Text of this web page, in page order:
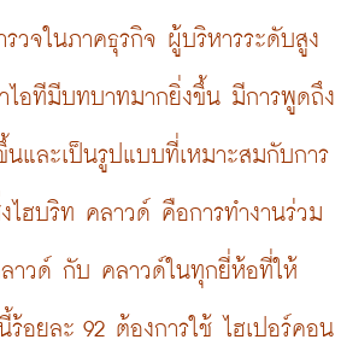
รวจในภาคธุรกิจ ผู้บริหารระดับสูง
ไอทีมีบทบาทมากยิ่งขึ้น มีการพูดถึง
และเป็นรูปแบบที่เหมาะสมกับการ
ไฮบริท คลาวด์ คือการทำงานร่วม
ลาวด์ กับ คลาวด์ในทุกยี่ห้อที่ให้
อยละ 92 ต้องการใช้ ไฮเปอร์คอน